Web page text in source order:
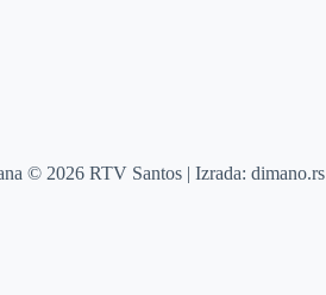
© 2026 RTV Santos | Izrada:dimano.rs